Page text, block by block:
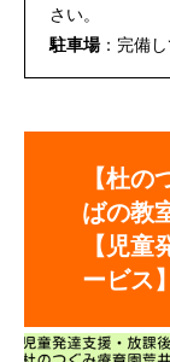
さい。
駐車場：完備し
【杜の
ばの教
【児
ービス